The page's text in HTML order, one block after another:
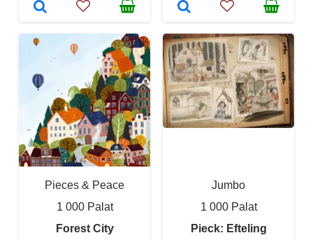
Pieces & Peace
1 000 Palat
Forest City
Jumbo
1 000 Palat
Pieck: Efteling